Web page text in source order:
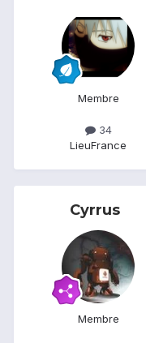
Membre
34
LieuFrance
Cyrrus
Membre